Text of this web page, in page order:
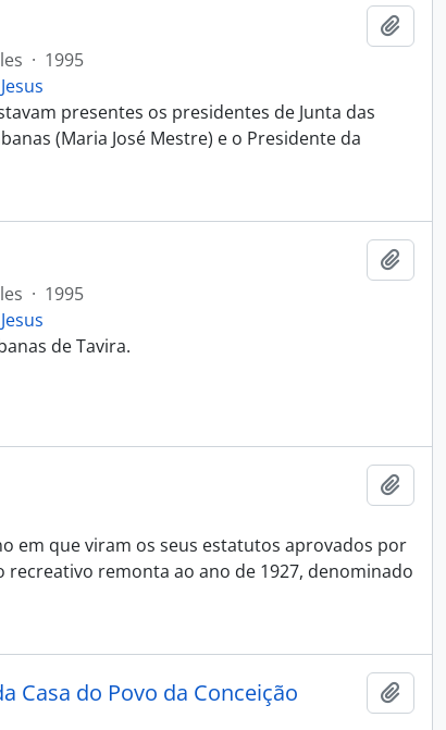
· 1995
presentes os presidentes de Junta das
(Maria José Mestre) e o Presidente da
· 1995
de Tavira.
em que viram os seus estatutos aprovados por
remonta ao ano de 1927, denominado
Casa do Povo da Conceição